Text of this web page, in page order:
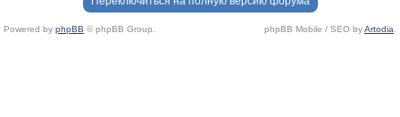
Powered by phpBB © phpBB Group. phpBB Mobile / SEO byArtodia